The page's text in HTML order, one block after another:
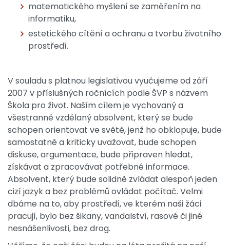
matematického myšlení se zaměřením na
informatiku,
estetického cítění a ochranu a tvorbu životního
prostředí.
V souladu s platnou legislativou vyučujeme od září
2007 v příslušných ročnících podle ŠVP s názvem
Škola pro život. Naším cílem je vychovaný a
všestranně vzdělaný absolvent, který se bude
schopen orientovat ve světě, jenž ho obklopuje, bude
samostatně a kriticky uvažovat, bude schopen
diskuse, argumentace, bude připraven hledat,
získávat a zpracovávat potřebné informace.
Absolvent, který bude solidně zvládat alespoň jeden
cizí jazyk a bez problémů ovládat počítač. Velmi
dbáme na to, aby prostředí, ve kterém naši žáci
pracují, bylo bez šikany, vandalství, rasové či jiné
nesnášenlivosti, bez drog.